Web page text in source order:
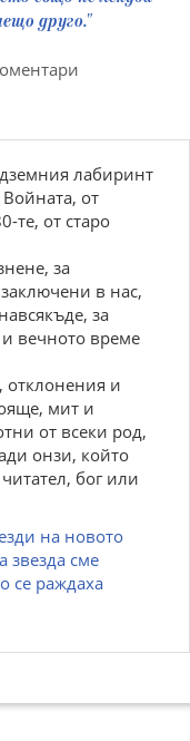
друго."
лабиринт
от
те, от старо
за
в нас,
за
и вечното време
отклонения и
мит и
от всеки род,
онзи, който
бог или
на новото
звезда сме
се раждаха